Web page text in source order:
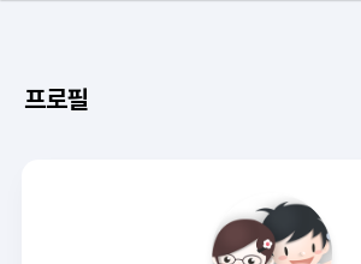
프로필